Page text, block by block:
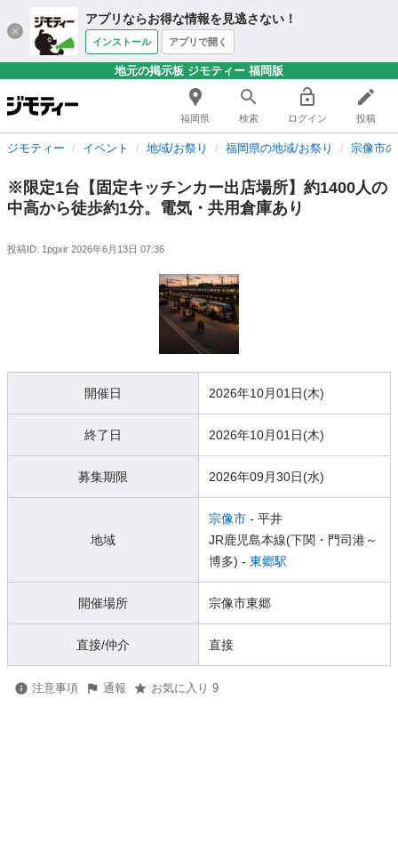
アプリならお得な情報を見逃さない！
インストール アプリで開く
地元の掲示板 ジモティー 福岡版
福岡県 検索 ログイン 投稿
ジモティー イベント 地域/お祭り 福岡県の地域/お祭り 宗像市
※限定1台【固定キッチンカー出店場所】約1400人の
中高から徒歩約1分。電気・共用倉庫あり
投稿ID: 1pgxir 2026年6月13日 07:36
開催日 2026年10月01日(木)
終了日 2026年10月01日(木)
募集期限 2026年09月30日(水)
地域
宗像市 - 平井
JR鹿児島本線(下関・門司港～
博多) - 東郷駅
開催場所 宗像市東郷
直接/仲介 直接
注意事項 通報 お気に入り 9